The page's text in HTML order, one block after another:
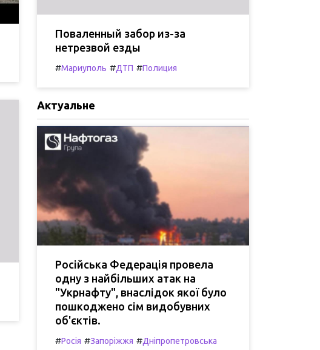
Поваленный забор из-за
нетрезвой езды
#Мариуполь #ДТП #Полиция
Актуальне
Російська Федерація провела
одну з найбільших атак на
"Укрнафту", внаслідок якої було
пошкоджено сім видобувних
об'єктів.
#Росія #Запоріжжя #Дніпропетровська